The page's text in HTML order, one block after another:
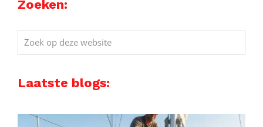
Zoeken:
Zoek
op
website
Laatste blogs: